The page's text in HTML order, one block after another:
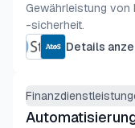
Gewährleistung von
-sicherheit.
Details